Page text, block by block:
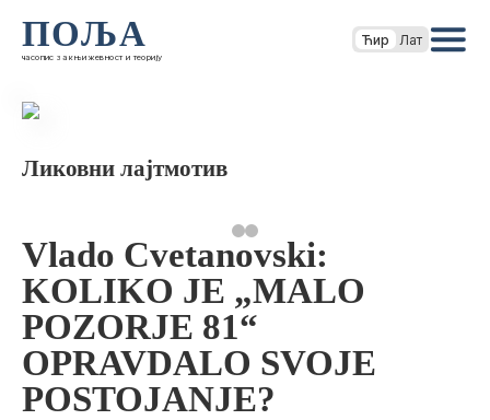
ПОЉА
часопис за књижевност и теорију
Ћир Лат
Ликовни лајтмотив
Vlado Cvetanovski:
KOLIKO JE „MALO
POZORJE 81“
OPRAVDALO SVOJE
POSTOJANJE?